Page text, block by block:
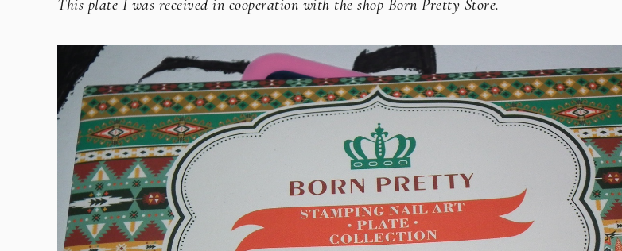
This plate I was received in cooperation with the shop Born Pretty Store.